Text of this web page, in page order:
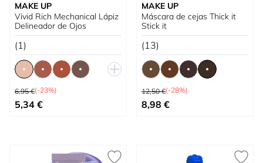
MAKE UP
Vivid Rich Mechanical Lápiz
Delineador de Ojos
(1)
Precio habitual
6,95 €(-23%)
Tan bajo como
5,34 €
MAKE UP
Máscara de cejas Thick it
Stick it
(13)
Precio habitual
12,50 €(-28%)
Tan bajo como
8,98 €